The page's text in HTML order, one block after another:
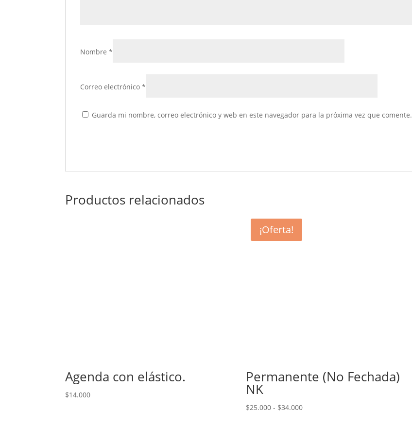
Nombre*
Correo electrónico*
Guarda mi nombre, correo electrónico y web en este navegador para la próxima vez que comente.
Productos relacionados
Agenda con elástico.
$14.000
¡Oferta!
Permanente (No Fechada)
NK
$25.000 - $34.000Rango